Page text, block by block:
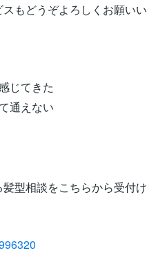
もどうぞよろしくお願いい
じてきた
通えない
型相談をこちらから受付け